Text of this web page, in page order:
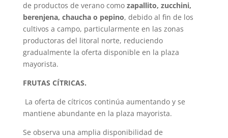
de productos de verano como zapallito, zucchini,
berenjena, chaucha o pepino, debido al fin de los
cultivos a campo, particularmente en las zonas
productoras del litoral norte, reduciendo
gradualmente la oferta disponible en la plaza
mayorista.
FRUTAS CÍTRICAS.
La oferta de cítricos continúa aumentando y se
mantiene abundante en la plaza mayorista.
Se observa una amplia disponibilidad de